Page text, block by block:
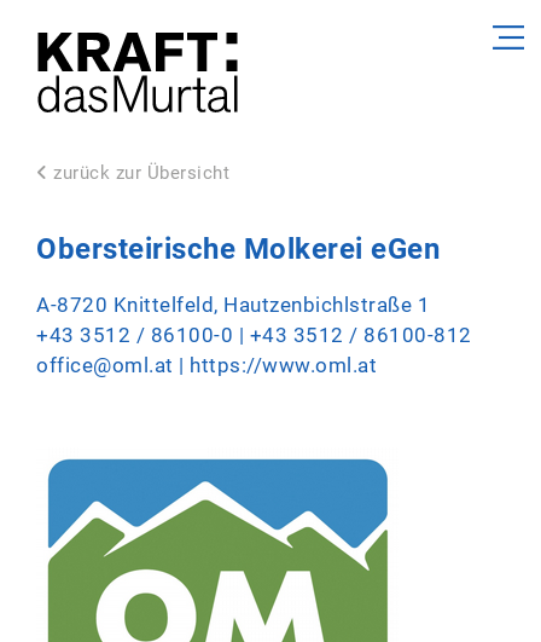
zurück zur Übersicht
Obersteirische Molkerei eGen
A-8720 Knittelfeld, Hautzenbichlstraße 1
+43 3512 / 86100-0 | +43 3512 / 86100-812
office@oml.at | https://www.oml.at